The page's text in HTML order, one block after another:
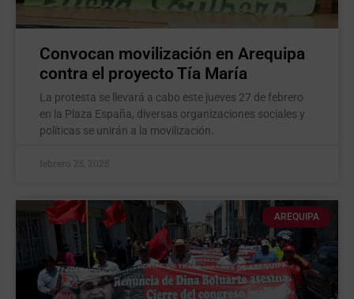
Convocan movilización en Arequipa
contra el proyecto Tía María
La protesta se llevará a cabo este jueves 27 de febrero
en la Plaza España, diversas organizaciones sociales y
políticas se unirán a la movilización.
febrero 25, 2025
AREQUIPA